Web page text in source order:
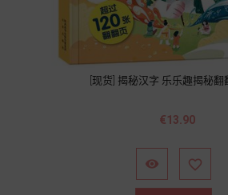
[现货] 揭秘汉字 乐乐趣揭秘翻
Price
€13.90
 